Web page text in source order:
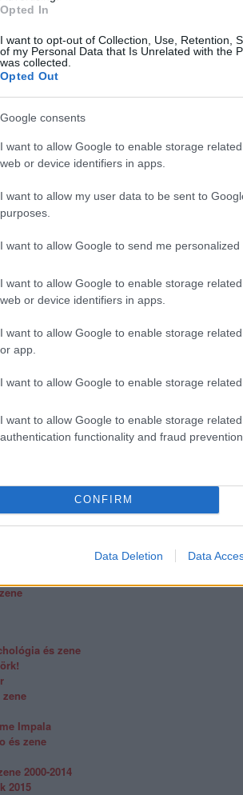
Opted In
I want to opt-out of Collection, Use, Retention,
of my Personal Data that Is Unrelated with the
was collected.
Opted Out
Google consents
I want to allow Google to enable storage
web or device identifiers in apps.
I want to allow my user data to be sent to
purposes.
I want to allow Google to send me personalized
I want to allow Google to enable storage
web or device identifiers in apps.
I want to allow Google to enable storage
or app.
I want to allow Google to enable storage
I want to allow Google to enable storage
authentication functionality and fraud
CONFIRM
Data Deletion Data
jövünk az új számmal!
sold out) és az új lapszám
(SOLD OUT)
és gyerekek
divat
és édesség
és zene
és zene
Impala
és zene
2000-2014
2015